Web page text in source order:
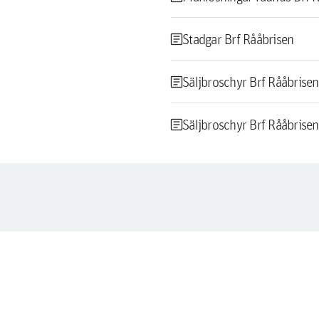
articleStadgar Brf Rååbrisen
articleSäljbroschyr Brf Rååbrisen
articleSäljbroschyr Brf